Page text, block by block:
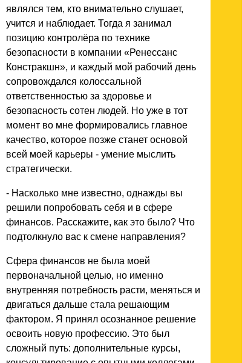
являлся тем, кто внимательно слушает,
учится и наблюдает. Тогда я занимал
позицию контролёра по технике
безопасности в компании «Ренессанс
Констракшн», и каждый мой рабочий день
сопровождался колоссальной
ответственностью за здоровье и
безопасность сотен людей. Но уже в тот
момент во мне формировались главное
качество, которое позже станет основой
всей моей карьеры - умение мыслить
стратегически.
- Насколько мне известно, однажды вы
решили попробовать себя и в сфере
финансов. Расскажите, как это было? Что
подтолкнуло вас к смене направления?
Сфера финансов не была моей
первоначальной целью, но именно
внутренняя потребность расти, меняться и
двигаться дальше стала решающим
фактором. Я принял осознанное решение
освоить новую профессию. Это был
сложный путь: дополнительные курсы,